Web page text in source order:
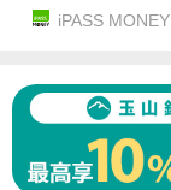
iPASS MONEY